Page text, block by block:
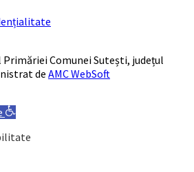
Comunei Sutești, județul
de AMC WebSoft